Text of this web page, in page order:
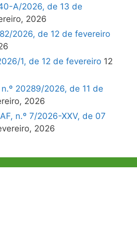
A/2026, de 13 de
2026
2026, de 12 de fevereiro
1, de 12 de fevereiro 12
20289/2026, de 11 de
2026
n.º 7/2026-XXV, de 07
2026